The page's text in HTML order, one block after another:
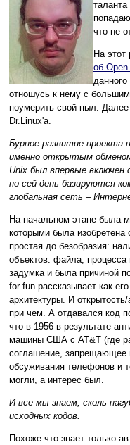
что не
На этот
об
отношусь к нему с
поумерить свой пыл.
Dr.Linux'а.
Бурное развитие проекта
именно открытым
Unix был впервые
по сей день базируются
глобальная сеть –
На начальном этапе была
которыми была изобретена
простая до безобразия:
объектов: файла, процесса
задумка и была причиной
for fun рассказывает как
архитектуры. И
при чем. А отдавался код
что в 1956 в результате
машины США с AT&T (где
соглашение, запрещающее
обсуживания телефонов и
могли, а интерес был.
И все мы знаем, сколь
исходных кодов.
Похоже что знает только